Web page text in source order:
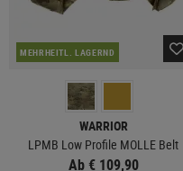
MEHRHEITL. LAGERND
WARRIOR
LPMB Low Profile MOLLE Belt
Ab € 109,90